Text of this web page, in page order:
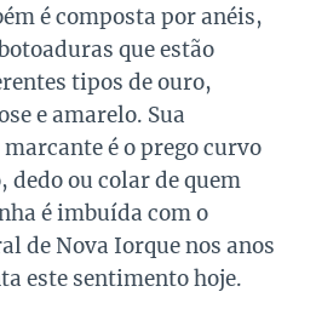
é composta por anéis,
que estão
tipos de ouro,
e amarelo. Sua
é o prego curvo
dedo ou colar de quem
é imbuída com o
de Nova Iorque nos anos
este sentimento hoje.